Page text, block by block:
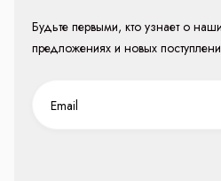
Будьте первыми, кто узнает о
предложениях и новых